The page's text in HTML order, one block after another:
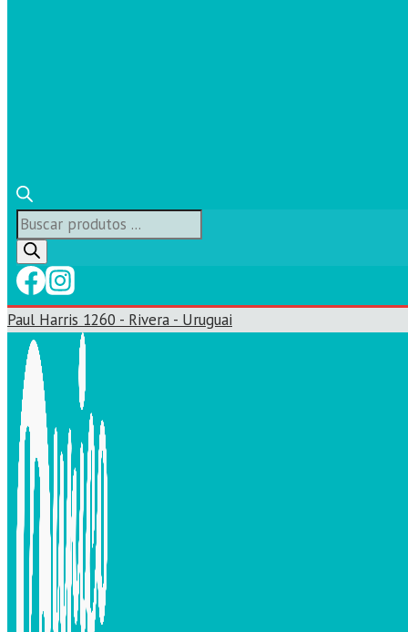
Búsqueda
de
productos
Paul Harris 1260 - Rivera - Uruguai